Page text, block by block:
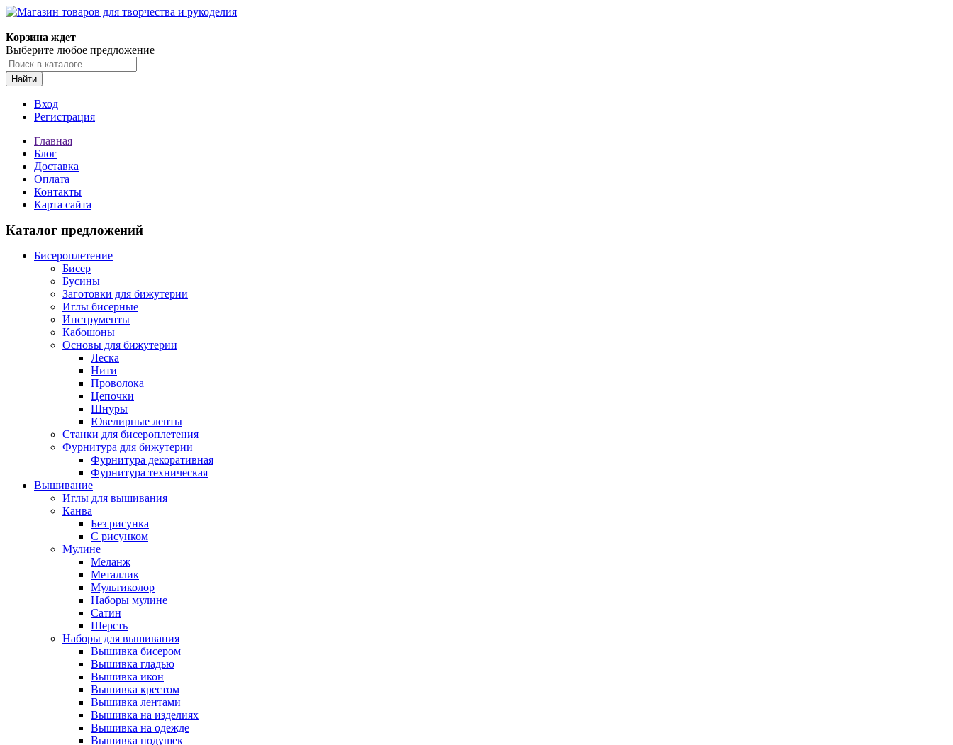
Корзина ждет
Выберите любое предложение
Найти
Вход
Регистрация
Главная
Блог
Доставка
Оплата
Контакты
Карта сайта
Каталог предложений
Бисероплетение
Бисер
Бусины
Заготовки для бижутерии
Иглы бисерные
Инструменты
Кабошоны
Основы для бижутерии
Леска
Нити
Проволока
Цепочки
Шнуры
Ювелирные ленты
Станки для бисероплетения
Фурнитура для бижутерии
Фурнитура декоративная
Фурнитура техническая
Вышивание
Иглы для вышивания
Канва
Без рисунка
С рисунком
Мулине
Меланж
Металлик
Мультиколор
Наборы мулине
Сатин
Шерсть
Наборы для вышивания
Вышивка бисером
Вышивка гладью
Вышивка икон
Вышивка крестом
Вышивка лентами
Вышивка на изделиях
Вышивка на одежде
Вышивка подушек